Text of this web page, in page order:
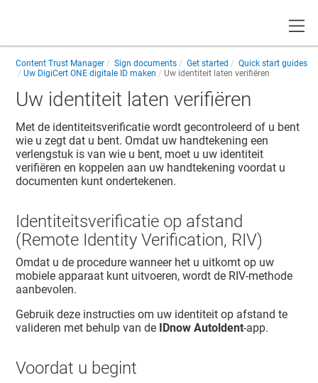
Content Trust Manager Sign documents Get started
Quick start guides
Uw DigiCert ONE digitale ID maken
Uw identiteit laten verifiëren
Uw identiteit laten verifiëren
Met de identiteitsverificatie wordt gecontroleerd of u bent
wie u zegt dat u bent. Omdat uw handtekening een
verlengstuk is van wie u bent, moet u uw identiteit
verifiëren en koppelen aan uw handtekening voordat u
documenten kunt ondertekenen.
Identiteitsverificatie op afstand
(Remote Identity Verification, RIV)
Omdat u de procedure wanneer het u uitkomt op uw
mobiele apparaat kunt uitvoeren, wordt de RIV-methode
aanbevolen.
Gebruik deze instructies om uw identiteit op afstand te
valideren met behulp van de
IDnow Autoldent-app.
Voordat u begint